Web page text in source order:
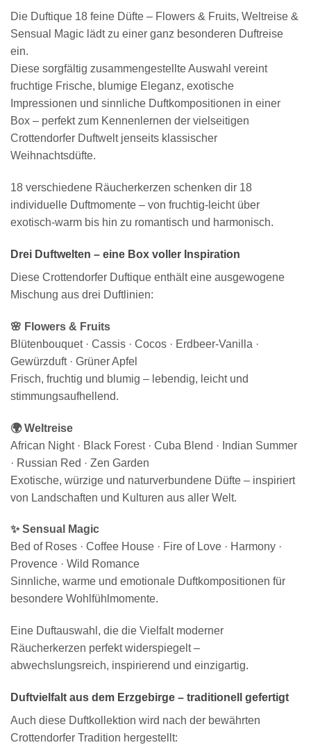
Die Duftique 18 feine Düfte – Flowers & Fruits, Weltreise &
Sensual Magic lädt zu einer ganz besonderen Duftreise
ein.
Diese sorgfältig zusammengestellte Auswahl vereint
fruchtige Frische, blumige Eleganz, exotische
Impressionen und sinnliche Duftkompositionen in einer
Box – perfekt zum Kennenlernen der vielseitigen
Crottendorfer Duftwelt jenseits klassischer
Weihnachtsdüfte.
18 verschiedene Räucherkerzen schenken dir 18
individuelle Duftmomente – von fruchtig-leicht über
exotisch-warm bis hin zu romantisch und harmonisch.
Drei Duftwelten – eine Box voller Inspiration
Diese Crottendorfer Duftique enthält eine ausgewogene
Mischung aus drei Duftlinien:
🌸 Flowers & Fruits
Blütenbouquet · Cassis · Cocos · Erdbeer-Vanilla ·
Gewürzduft · Grüner Apfel
Frisch, fruchtig und blumig – lebendig, leicht und
stimmungsaufhellend.
🌍 Weltreise
African Night · Black Forest · Cuba Blend · Indian Summer
· Russian Red · Zen Garden
Exotische, würzige und naturverbundene Düfte – inspiriert
von Landschaften und Kulturen aus aller Welt.
✨ Sensual Magic
Bed of Roses · Coffee House · Fire of Love · Harmony ·
Provence · Wild Romance
Sinnliche, warme und emotionale Duftkompositionen für
besondere Wohlfühlmomente.
Eine Duftauswahl, die die Vielfalt moderner
Räucherkerzen perfekt widerspiegelt –
abwechslungsreich, inspirierend und einzigartig.
Duftvielfalt aus dem Erzgebirge – traditionell gefertigt
Auch diese Duftkollektion wird nach der bewährten
Crottendorfer Tradition hergestellt: